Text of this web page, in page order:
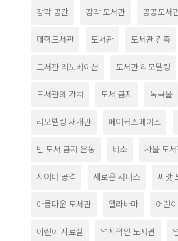
감각 공간 감각 도서관 공공도서
대학도서관 도서관 도서관 건축
도서관 리노베이션 도서관 리모델링
도서관의 가치 도서 금지 독극물
리모델링 재개관 메이커스페이스
반 도서 금지 운동 비소 사물 도서
사이버 공격 새로운 서비스 씨앗
아름다운 도서관 앨라바마 어린
어린이 자료실 역사적인 도서관